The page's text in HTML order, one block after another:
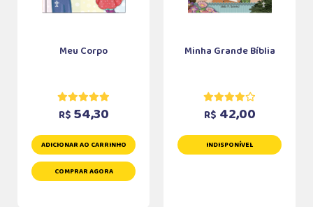
Meu Corpo
R$ 54,30
ADICIONAR AO CARRINHO
COMPRAR AGORA
Minha Grande Bíblia
R$ 42,00
INDISPONÍVEL